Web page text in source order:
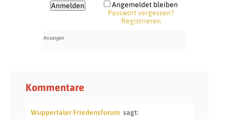
Angemeldet bleiben
Passwort vergessen?
Registrieren
Kommentare
Wuppertaler Friedensforum sagt: